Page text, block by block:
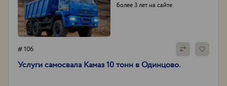
более 3 лет на сайте
# 106
Услуги самосвала Камаз 10 тонн в Одинцово.